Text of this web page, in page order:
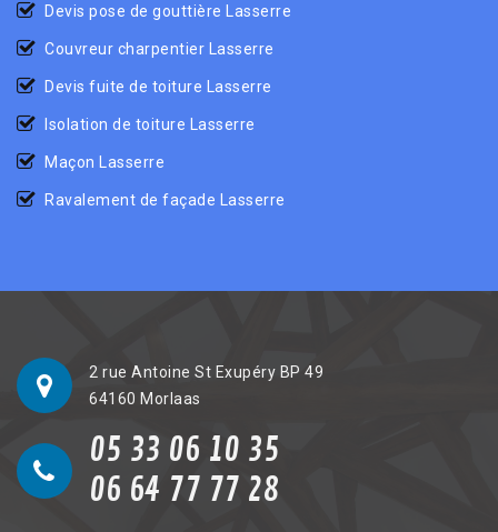
Devis pose de gouttière Lasserre
Couvreur charpentier Lasserre
Devis fuite de toiture Lasserre
Isolation de toiture Lasserre
Maçon Lasserre
Ravalement de façade Lasserre
2 rue Antoine St Exupéry BP 49
64160 Morlaas
05 33 06 10 35
06 64 77 77 28